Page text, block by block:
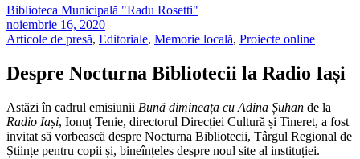
Biblioteca Municipală "Radu Rosetti"
noiembrie 16, 2020
Articole de presă, Editoriale, Memorie locală, Proiecte online
Despre Nocturna Bibliotecii la Radio Iași
Astăzi în cadrul emisiunii Bună dimineața cu Adina Șuhan de la
Radio Iași, Ionuț Tenie, directorul Direcției Cultură și Tineret, a fost
invitat să vorbească despre Nocturna Bibliotecii, Târgul Regional de
Științe pentru copii și, bineînțeles despre noul site al instituției.